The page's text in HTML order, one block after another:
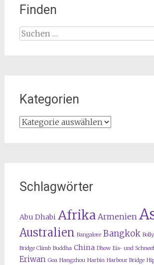
Finden
Suchen
Kategorien
Kategorien
Schlagwörter
Abu Dhabi Afrika Armenien
Australien Bangalore Bangkok
Bridge Climb Buddha China Dhow Eis- und
Eriwan Goa Hangzhou Harbin Harbour Bridge